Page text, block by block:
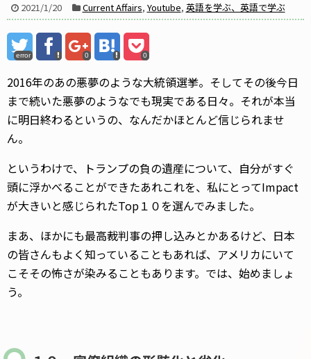
2021/1/20 Current Affairs, Youtube, 英語を学ぶ、英語で学ぶ
error 0 0
2016年のあの悪夢のような大統領選挙。そしてその後今日
まで続いた悪夢のようなでも現実である日々。それが本当
に明日終わるというの、なんだかほとんど信じられませ
ん。
というわけで、トランプの負の遺産について、自分がすぐ
頭に浮かべることができたあれこれを、私にとってImpact
が大きいと感じられたTop１０を選んでみました。
まあ、ほかにも最高裁判事の押し込みとかあるけど、日本
の皆さんもよく知っていることもあれば、アメリカにいて
こそその怖さが染みることもあります。では、始めましょ
う。